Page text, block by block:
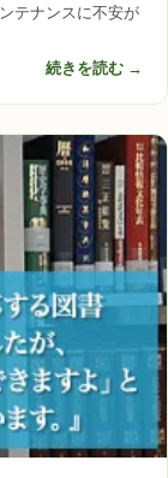
テナンスに不安が
続きを読む →